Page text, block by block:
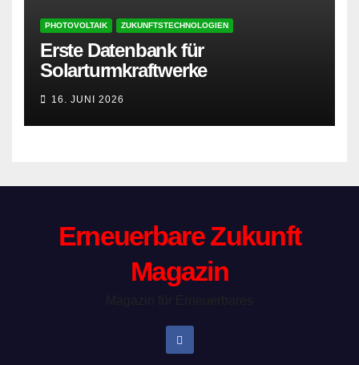
PHOTOVOLTAIK ZUKUNFTSTECHNOLOGIEN
Erste Datenbank für
Solarturmkraftwerke
16. JUNI 2026
Erneuerbare Zukunft
Magazin